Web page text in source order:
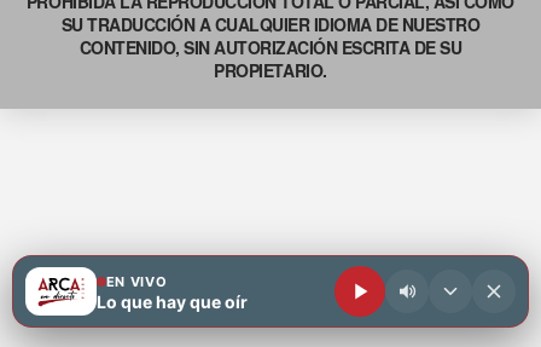
SU TRADUCCIÓN A CUALQUIER IDIOMA DE NUESTRO
CONTENIDO, SIN AUTORIZACIÓN ESCRITA DE SU
PROPIETARIO.
EN VIVO
Lo que hay que oír